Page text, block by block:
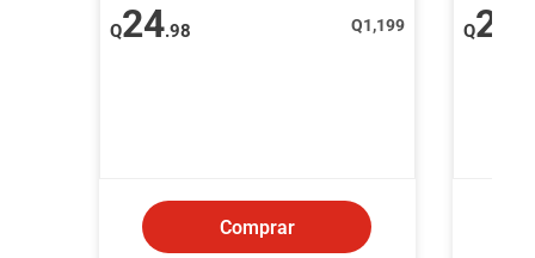
Q24.98 Q1,199
Comprar
Q24